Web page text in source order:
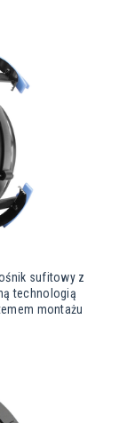
sufitowy z
technologią
montażu